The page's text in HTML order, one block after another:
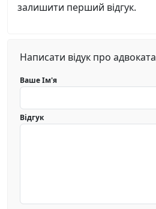
залишити перший відгук.
Написати відук про адвоката
Ваше Ім'я
Відгук